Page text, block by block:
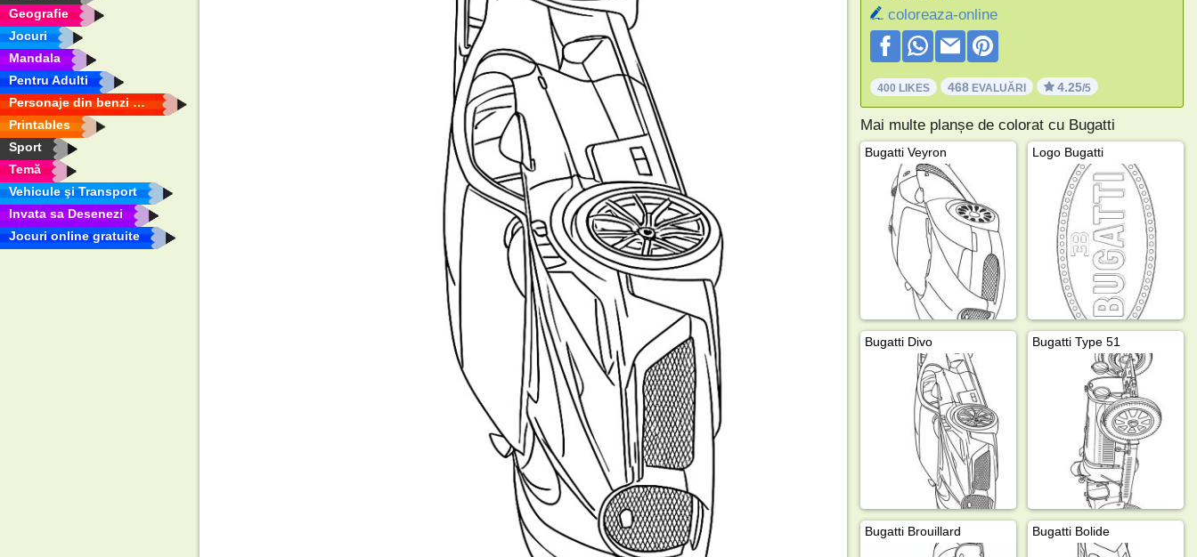
Geografie
Jocuri
Mandala
Pentru Adulti
Personaje din benzi desenate
Printables
Sport
Temă
Vehicule şi Transport
Invata sa Desenezi
Jocuri online gratuite
coloreaza-online
400 LIKES 468EVALUĂRI 4.25/5
Mai multe planșe de colorat cu Bugatti
Bugatti Veyron Logo Bugatti
Bugatti Divo Bugatti Type 51
Bugatti Brouillard Bugatti Bolide